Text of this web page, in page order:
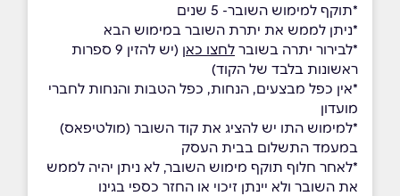
*תוקף למימוש השובר- 5 שנים
*ניתן לממש את יתרת השובר במימוש הבא
*לבירור יתרה בשובר לחצו כאן
(יש להזין 9 ספרות
ראשונות בלבד של הקוד)
*אין כפל מבצעים, הנחות, כפל הטבות והנחות לחברי
מועדון
*למימוש התו יש להציג את קוד השובר (מולטיפאס)
במעמד התשלום בבית העסק
*לאחר חלוף תוקף מימוש השובר, לא ניתן יהיה לממש
את השובר ולא יינתן זיכוי או החזר כספי בגינו